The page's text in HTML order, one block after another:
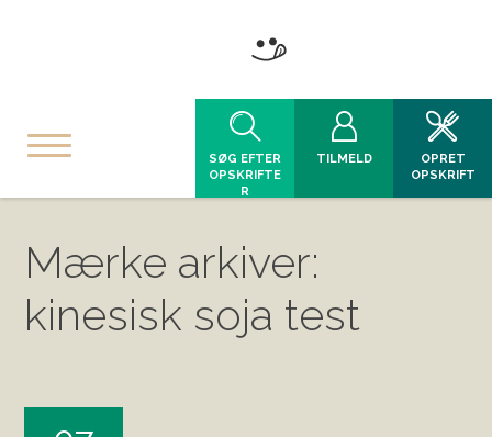
SØG EFTER
OPSKRIFTE
R
TILMELD
OPRET
OPSKRIFT
Mærke arkiver:
kinesisk soja test